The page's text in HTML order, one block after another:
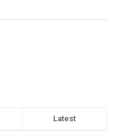
Latest